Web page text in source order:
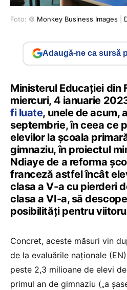
Foto: © Monkey Business Images
Adaugă-ne ca sursă
Ministerul Educației din
miercuri, 4 ianuarie
fi luate, unele de acum,
septembrie, în ceea ce
elevilor la școala
gimnaziu, în proiectul
Ndiaye de a reforma
franceză astfel încât
clasa a V-a cu pierderi
clasa a VI-a, să
posibilități pentru
Concret, aceste măsuri vin
de la evaluările naționale
peste 2,3 milioane de elevi
primul an de gimnaziu („a